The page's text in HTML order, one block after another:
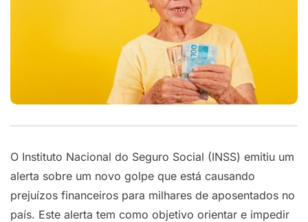
O Instituto Nacional do Seguro Social (INSS) emitiu um
alerta sobre um novo golpe que está causando
prejuízos financeiros para milhares de aposentados no
país. Este alerta tem como objetivo orientar e impedir